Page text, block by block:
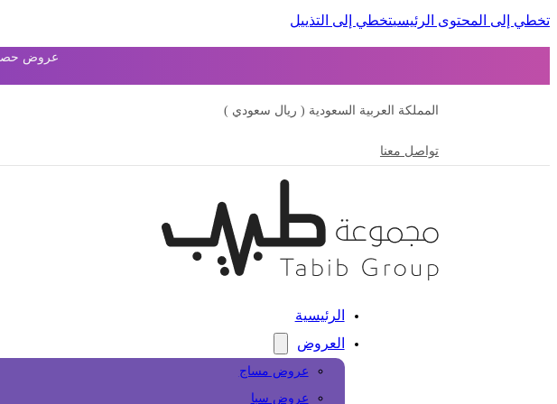
تخطي إلى المحتوى الرئيسيتخطي إلى التذييل
عروض
المملكة العربية السعودية ( ريال سعودي )
تواصل معنا
الرئيسية
العروض
عروض مساج
عروض سبا